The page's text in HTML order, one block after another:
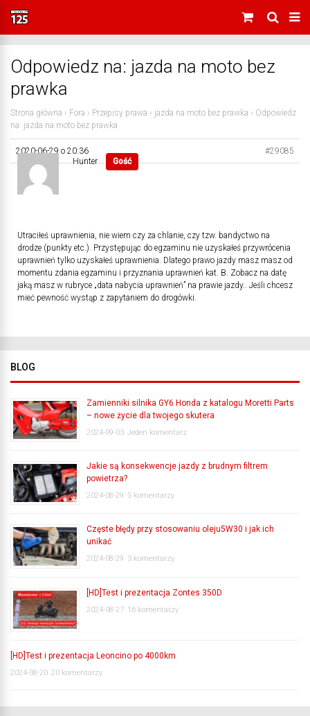
Odpowiedz na: jazda na moto bez
prawka
Strona główna › Fora › Przepisy prawa › jazda na moto bez prawka › Odpowiedz
na: jazda na moto bez prawka
2020-06-29 o 20:36
#29085
Hunter
Gość
Utraciłeś uprawnienia, nie wiem czy za chlanie, czy tzw. bandyctwo na
drodze (punkty etc.). Przystępując do egzaminu nie uzyskałeś przywrócenia
uprawnień tylko uzyskałeś uprawnienia. Dlatego prawo jazdy masz masz od
momentu zdania egzaminu i przyznania uprawnień kat. B. Zobacz na datę
jaką masz w rubryce „data nabycia uprawnień” na prawie jazdy.. Jeśli chcesz
mieć pewność wystąp z zapytaniem do drogówki.
BLOG
Zamienniki silnika GY6 Honda z katalogu Moretti Parts
– nowe życie dla twojego skutera
2024-09-03 Jeden komentarz
Jakie są konsekwencje jazdy z brudnym filtrem
powietrza?
2024-08-29 5 komentarzy
Częste błędy przy stosowaniu oleju5W30 i jak ich
unikać
2024-08-29 3 komentarzy
[HD]Test i prezentacja Zontes 350D
2024-08-27 16 komentarzy
[HD]Test i prezentacja Leoncino po 4000km
2024-08-20 20 komentarzy